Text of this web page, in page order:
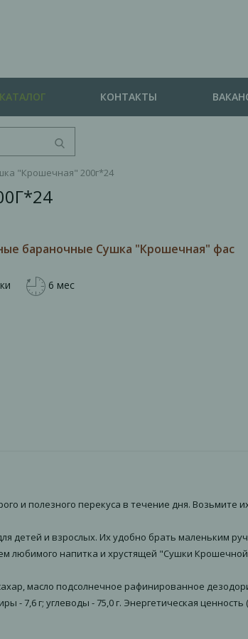
КАТАЛОГ КОНТАКТЫ
"Крошечная" 200г*24
бараночные Сушка "Крошечная" фас
6 мес
и полезного перекуса в течение дня. Возьмите
детей и взрослых. Их удобно брать маленьким
любимого напитка и хрустящей "Сушки
масло подсолнечное рафинированное
7,6 г; углеводы - 75,0 г. Энергетическая ценность